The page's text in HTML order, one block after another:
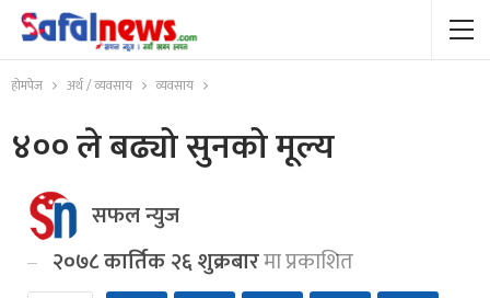
होमपेज अर्थ / व्यवसाय व्यवसाय
४०० ले बढ्यो सुनको मूल्य
सफल न्युज
२०७८ कार्तिक २६ शुक्रबारमा प्रकाशित